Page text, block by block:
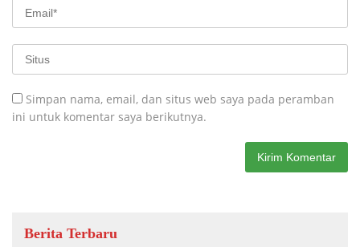
Simpan nama, email, dan situs web saya pada peramban
ini untuk komentar saya berikutnya.
Berita Terbaru